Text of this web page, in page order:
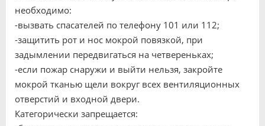
необходимо:
-вызвать спасателей по телефону 101 или 112;
-защитить рот и нос мокрой повязкой, при
задымлении передвигаться на четвереньках;
-если пожар снаружи и выйти нельзя, закройте
мокрой тканью щели вокруг всех вентиляционных
отверстий и входной двери.
Категорически запрещается: